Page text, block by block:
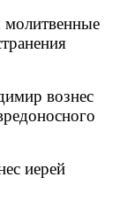
молитвенные
вознес
иерей